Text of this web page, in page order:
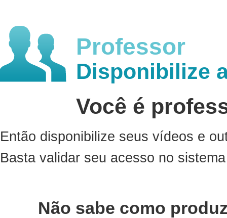
Professor
Disponibilize
Você é
Então disponibilize seus vídeos e
Basta validar seu acesso no
Não sabe como